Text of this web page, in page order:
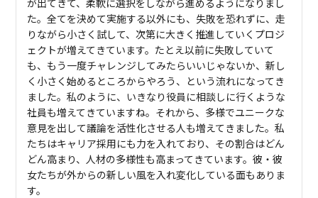
た。全てを決めて実施する以外にも、失敗を恐れずに、走
りながら小さく試して、次第に大きく推進していくプロジ
ェクトが増えてきています。たとえ以前に失敗していて
も、もう一度チャレンジしてみたらいいじゃないか、新し
く小さく始めるところからやろう、という流れになってき
ました。私のように、いきなり役員に相談しに行くような
社員も増えてきていますね。それから、多様でユニークな
意見を出して議論を活性化させる人も増えてきました。私
たちはキャリア採用にも力を入れており、その割合はどん
どん高まり、人材の多様性も高まってきています。彼・彼
女たちが外からの新しい風を入れ変化している面もありま
す。